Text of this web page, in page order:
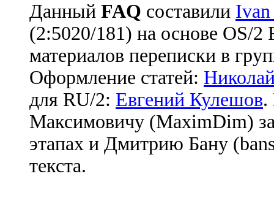
Данный FAQ cоставили
(2:5020/181) на основе OS/
материалов переписки в
Оформление статей:
для RU/2: Евгений Кулешов.
Максимовичу (MaximDim)
этапах и Дмитрию Бану
текста.